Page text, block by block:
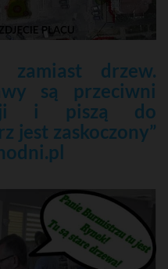
zamiast drzew.
są przeciwni
i piszą do
jest zaskoczony”